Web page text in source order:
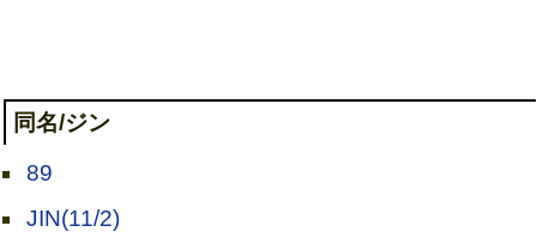
同名/ジン
89
JIN(11/2)